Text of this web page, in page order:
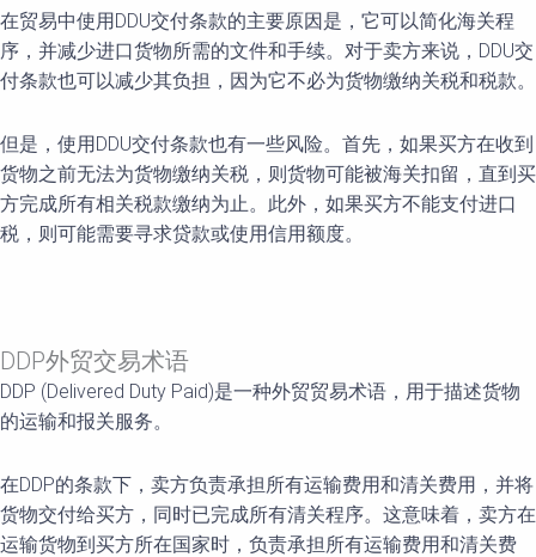
在贸易中使用DDU交付条款的主要原因是，它可以简化海关程
序，并减少进口货物所需的文件和手续。对于卖方来说，DDU交
付条款也可以减少其负担，因为它不必为货物缴纳关税和税款。
但是，使用DDU交付条款也有一些风险。首先，如果买方在收到
货物之前无法为货物缴纳关税，则货物可能被海关扣留，直到买
方完成所有相关税款缴纳为止。此外，如果买方不能支付进口
税，则可能需要寻求贷款或使用信用额度。
DDP外贸交易术语
DDP (Delivered Duty Paid)是一种外贸贸易术语，用于描述货物
的运输和报关服务。
在DDP的条款下，卖方负责承担所有运输费用和清关费用，并将
货物交付给买方，同时已完成所有清关程序。这意味着，卖方在
运输货物到买方所在国家时，负责承担所有运输费用和清关费